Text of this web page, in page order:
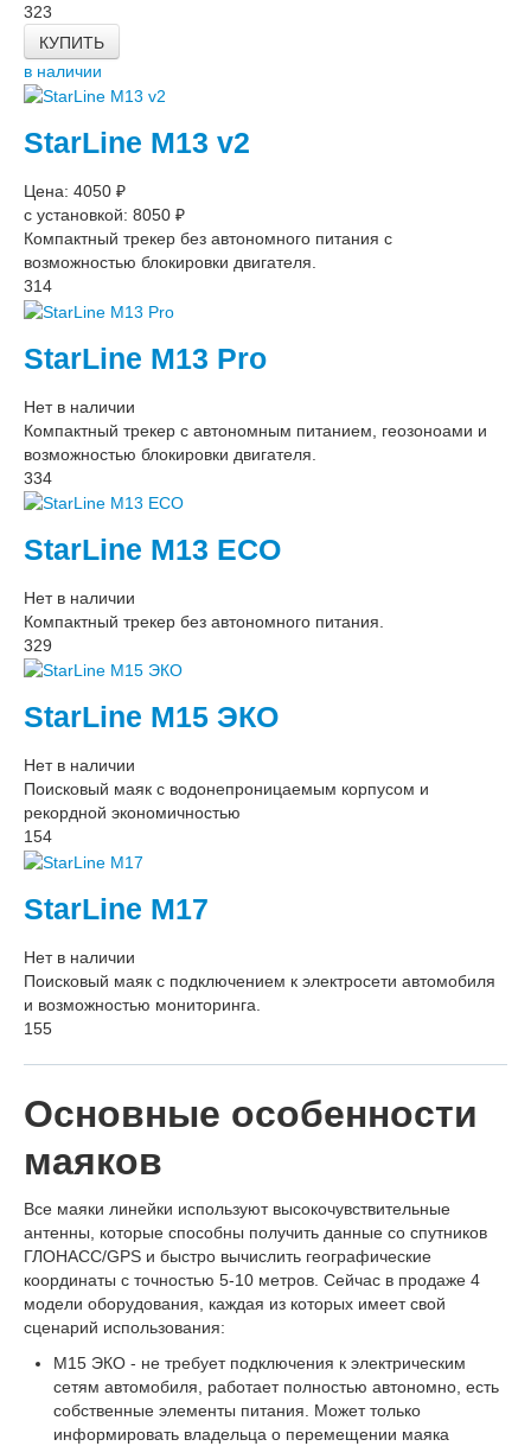
323
КУПИТЬ
в наличии
StarLine M13 v2
Цена: 4050 ₽
с установкой: 8050 ₽
Компактный трекер без автономного питания с
возможностью блокировки двигателя.
314
StarLine M13 Pro
Нет в наличии
Компактный трекер с автономным питанием, геозоноами и
возможностью блокировки двигателя.
334
StarLine M13 ECO
Нет в наличии
Компактный трекер без автономного питания.
329
StarLine M15 ЭКО
Нет в наличии
Поисковый маяк с водонепроницаемым корпусом и
рекордной экономичностью
154
StarLine M17
Нет в наличии
Поисковый маяк с подключением к электросети автомобиля
и возможностью мониторинга.
155
Основные особенности
маяков
Все маяки линейки используют высокочувствительные
антенны, которые способны получить данные со спутников
ГЛОНАСС/GPS и быстро вычислить географические
координаты с точностью 5-10 метров. Сейчас в продаже 4
модели оборудования, каждая из которых имеет свой
сценарий использования:
М15 ЭКО - не требует подключения к электрическим
сетям автомобиля, работает полностью автономно, есть
собственные элементы питания. Может только
информировать владельца о перемещении маяка